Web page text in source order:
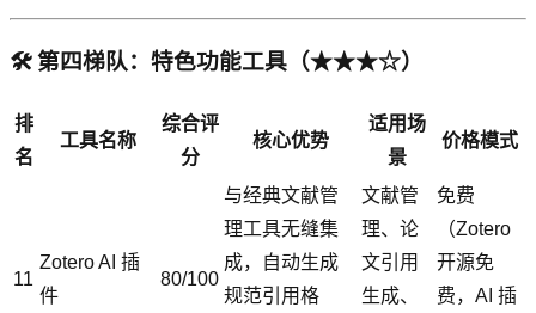
🛠️ 第四梯队：特色功能工具（★★★☆）
排
名
工具名称
综合评
分
核心优势
适用场
景
价格模式
11
Zotero AI 插
件
80/100
与经典文献管
理工具无缝集
成，自动生成
规范引用格
文献管
理、论
文引用
生成、
免费
（Zotero
开源免
费，AI 插